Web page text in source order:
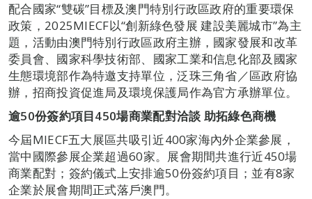
配合國家“雙碳”目標及澳門特別行政區政府的重要環保
政策，2025MIECF以“創新綠色發展 建設美麗城市”為主
題，活動由澳門特別行政區政府主辦，國家發展和改革
委員會、國家科學技術部、國家工業和信息化部及國家
生態環境部作為特邀支持單位，泛珠三角省／區政府協
辦，招商投資促進局及環境保護局作為官方承辦單位。
逾50份簽約項目450場商業配對洽談 助拓綠色商機
今屆MIECF五大展區共吸引近400家海內外企業參展，
當中國際參展企業超過60家。展會期間共進行近450場
商業配對；簽約儀式上安排逾50份簽約項目；並有8家
企業於展會期間正式落戶澳門。